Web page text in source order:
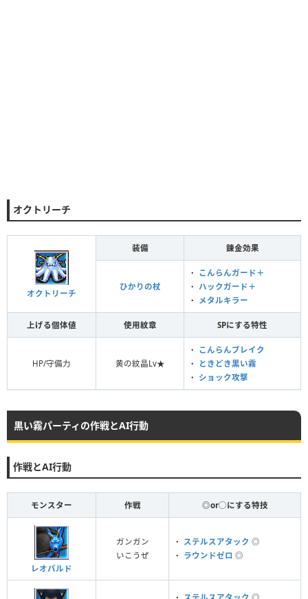
オクトリーチ
オクトリーチ
装備 錬金効果
ひかりの杖
・ こんらんガード＋
・ ハックガード＋
・ メタルキラー
上げる個体値 使用紋章 SPにする特性
HP/守備力 黄の紋晶Lv★
・ こんらんブレイク
・
ときどき黒い霧
・ ショック攻撃
黒い霧パーティの作戦とAI行動
作戦とAI行動
モンスター 作戦 ◎or◯にする特技
レオパルド
ガンガン
いこうぜ
・ ステルスアタック ◎
・ ラウンドゼロ ◎